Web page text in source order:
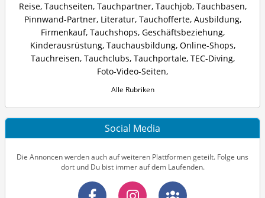
Reise, Tauchseiten, Tauchpartner, Tauchjob, Tauchbasen,
Pinnwand-Partner, Literatur, Tauchofferte, Ausbildung,
Firmenkauf, Tauchshops, Geschäftsbeziehung,
Kinderausrüstung, Tauchausbildung, Online-Shops,
Tauchreisen, Tauchclubs, Tauchportale, TEC-Diving,
Foto-Video-Seiten,
Alle Rubriken
Social Media
Die Annoncen werden auch auf weiteren Plattformen geteilt. Folge uns
dort und Du bist immer auf dem Laufenden.